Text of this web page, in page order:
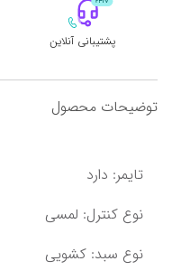
پشتیبانی آنلاین
توضیحات محصول
تایمر: دارد
نوع کنترل: لمسی
نوع سبد: کشویی